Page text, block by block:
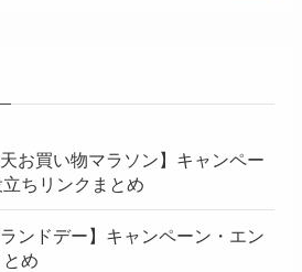
お買い物マラソン】キャンペー
ちリンクまとめ
ンドデー】キャンペーン・エン
め